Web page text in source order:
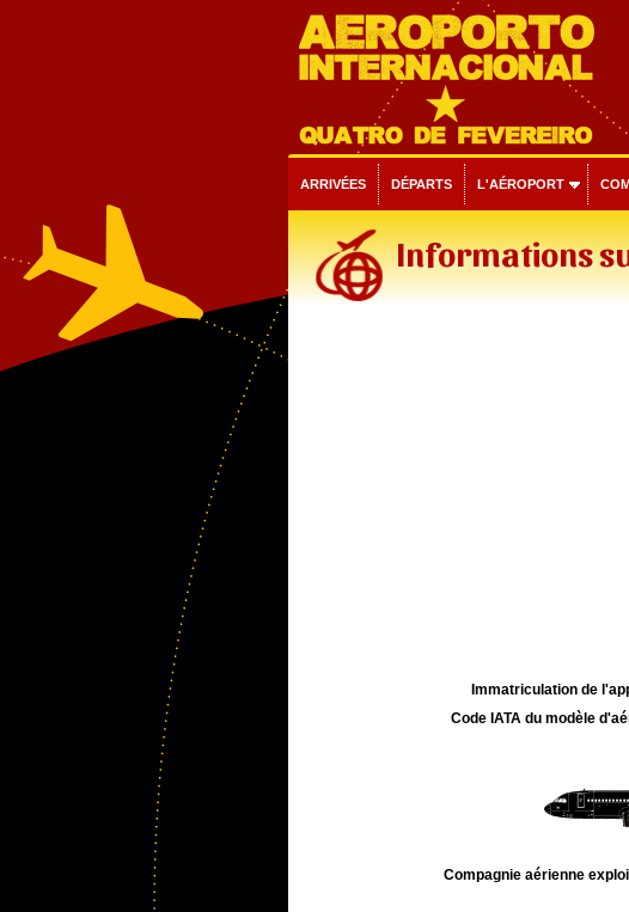
ARRIVÉES DÉPARTS L'AÉROPORT
Informations
Immatriculation de
Code IATA du modèle
Compagnie aérienne